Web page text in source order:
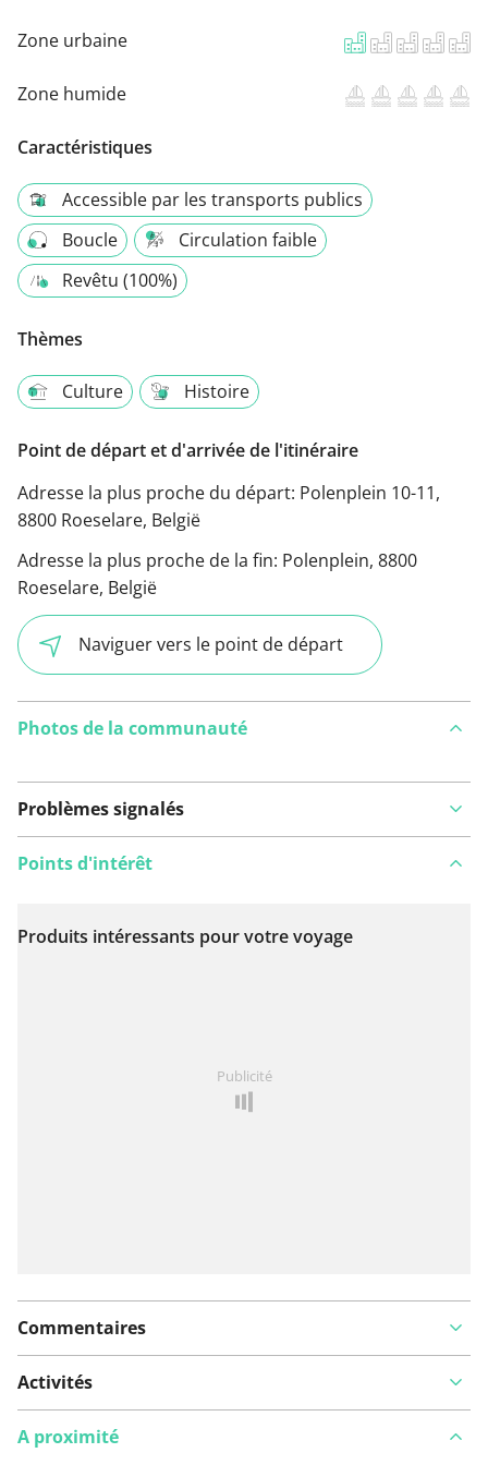
Zone urbaine
Zone humide
Caractéristiques
Accessible par les transports publics
Boucle
Circulation faible
Revêtu (100%)
Thèmes
Culture Histoire
Point de départ et d'arrivée de l'itinéraire
Adresse la plus proche du départ: Polenplein 10-11,
8800 Roeselare, België
Adresse la plus proche de la fin: Polenplein, 8800
Roeselare, België
Naviguer vers le point de départ
Photos de la communauté
Problèmes signalés
Voir sur la carte
Points d'intérêt
Produits intéressants pour votre voyage
Publicité
Commentaires
Activités
A proximité